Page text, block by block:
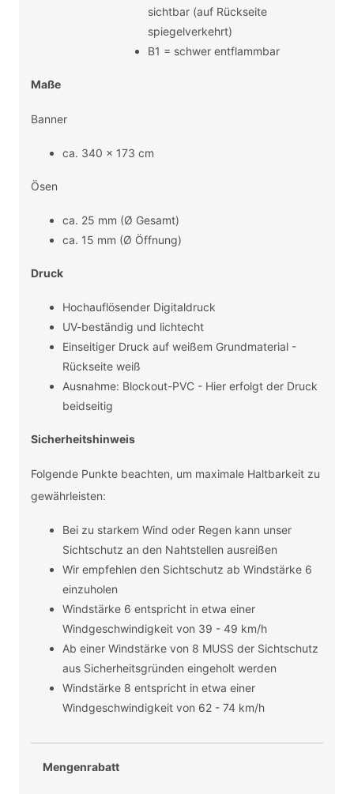
sichtbar (auf Rückseite
spiegelverkehrt)
B1 = schwer entflammbar
Maße
Banner
ca. 340 x 173 cm
Ösen
ca. 25 mm (Ø Gesamt)
ca. 15 mm (Ø Öffnung)
Druck
Hochauflösender Digitaldruck
UV-beständig und lichtecht
Einseitiger Druck auf weißem Grundmaterial -
Rückseite weiß
Ausnahme: Blockout-PVC - Hier erfolgt der Druck
beidseitig
Sicherheitshinweis
Folgende Punkte beachten, um maximale Haltbarkeit zu
gewährleisten:
Bei zu starkem Wind oder Regen kann unser
Sichtschutz an den Nahtstellen ausreißen
Wir empfehlen den Sichtschutz ab Windstärke 6
einzuholen
Windstärke 6 entspricht in etwa einer
Windgeschwindigkeit von 39 - 49 km/h
Ab einer Windstärke von 8 MUSS der Sichtschutz
aus Sicherheitsgründen eingeholt werden
Windstärke 8 entspricht in etwa einer
Windgeschwindigkeit von 62 - 74 km/h
Mengenrabatt